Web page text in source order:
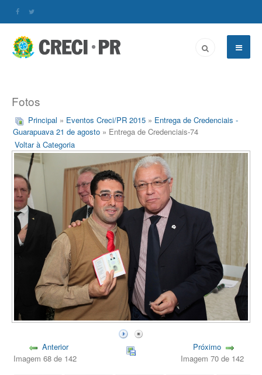
Fotos
Principal » Eventos Creci/PR 2015 » Entrega de Credenciais -
Guarapuava 21 de agosto » Entrega de Credenciais-74
Voltar à Categoria
Anterior
Imagem 68 de 142
Próximo
Imagem 70 de 142